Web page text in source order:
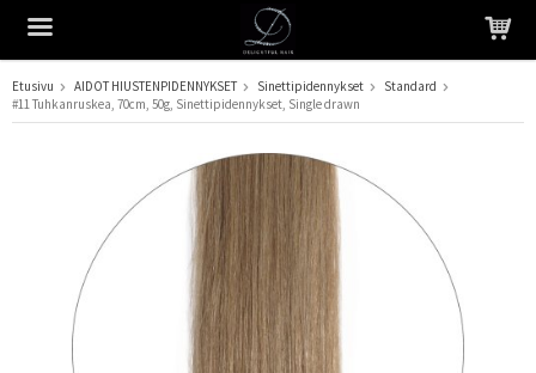
Tuote on lisätty ostoskoriin
Etusivu AIDOT HIUSTENPIDENNYKSET Sinettipidennykset
Standard
#11 Tuhkanruskea, 70cm, 50g, Sinettipidennykset, Single drawn